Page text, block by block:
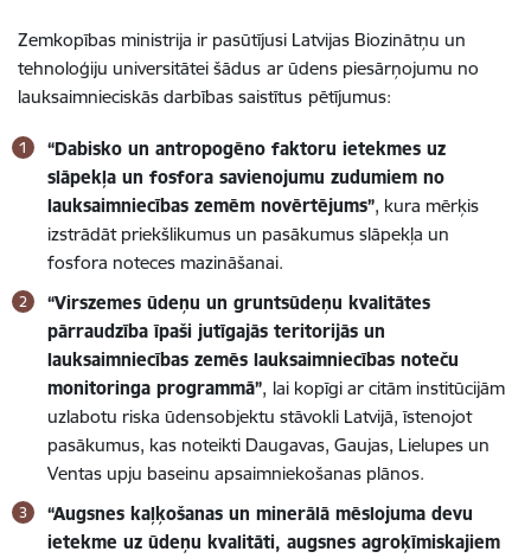
Zemkopības ministrija ir pasūtījusi Latvijas Biozinātņu un
tehnoloģiju universitātei šādus ar ūdens piesārņojumu no
lauksaimnieciskās darbības saistītus pētījumus:
“Dabisko un antropogēno faktoru ietekmes uz
slāpekļa un fosfora savienojumu zudumiem no
lauksaimniecības zemēm novērtējums”, kura mērķis
izstrādāt priekšlikumus un pasākumus slāpekļa un
fosfora noteces mazināšanai.
“Virszemes ūdeņu un gruntsūdeņu kvalitātes
pārraudzība īpaši jutīgajās teritorijās un
lauksaimniecības zemēs lauksaimniecības noteču
monitoringa programmā”, lai kopīgi ar citām institūcijām
uzlabotu riska ūdensobjektu stāvokli Latvijā, īstenojot
pasākumus, kas noteikti Daugavas, Gaujas, Lielupes un
Ventas upju baseinu apsaimniekošanas plānos.
“Augsnes kaļķošanas un minerālā mēslojuma devu
ietekme uz ūdeņu kvalitāti, augsnes agroķīmiskajiem